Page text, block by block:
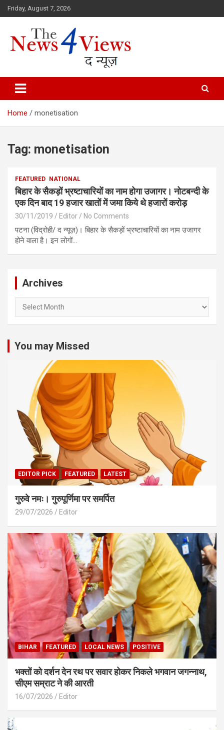
Skip
to
Friday, August 7, 2026
TheNews4Views
Home monetisation
Tag: monetisation
FEATURED NATIONAL
बिहार के सैकड़ों भ्रष्टाचारियों का नाम होगा उजागर। नोटबन्दी के
एक दिन बाद 19 हजार खातों में जमा किये थे हजारों करोड़
30/11/2019 Editor No Comments
पटना (विद्रोही/ द न्यूज़)। बिहार के सैकड़ों भ्रष्टाचारियों का नाम उजागर
होने वाला है। इन लोगों…
Archives
You may Missed
EDITOR PICK FEATURED LATEST
गुरुवे नमः। गुरुपूर्णिमा पर समर्पित
29/07/2026 Editor
BIHAR FEATURED LOCAL NEWS POSITIVE
भक्तों को दर्शन देन रथ पर सवार होकर निकले भगवान जगन्नाथ,
सीएम सम्राट ने की आरती
16/07/2026 Editor